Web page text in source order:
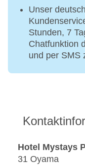
Unser
Stunden, 7
Chatfunktion
und per SMS
Hotel Mystays
31 Oyama